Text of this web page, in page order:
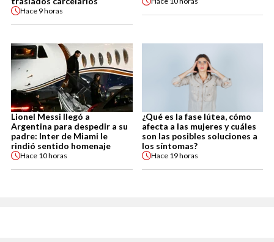
Hace 9 horas
Lionel Messi llegó a
Argentina para despedir a su
padre: Inter de Miami le
rindió sentido homenaje
Hace 10 horas
¿Qué es la fase lútea, cómo
afecta a las mujeres y cuáles
son las posibles soluciones a
los síntomas?
Hace 19 horas